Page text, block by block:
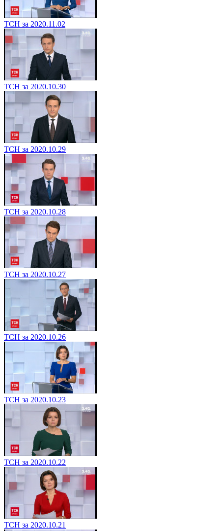
ТСН за 2020.11.02
ТСН за 2020.10.30
ТСН за 2020.10.29
ТСН за 2020.10.28
ТСН за 2020.10.27
ТСН за 2020.10.26
ТСН за 2020.10.23
ТСН за 2020.10.22
ТСН за 2020.10.21